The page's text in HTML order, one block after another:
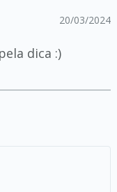
20/03/2024
dica :)